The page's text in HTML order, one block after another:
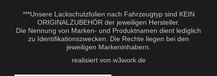
***Unsere Lackschutzfolien nach Fahrzeugtyp sind KEIN
ORIGINALZUBEHÖR der jeweiligen Hersteller.
Die Nennung von Marken- und Produktnamen dient lediglich
zu Identifikationszwecken. Die Rechte liegen bei den
jeweiligen Markeninhabern.
realisiert von w3work.de